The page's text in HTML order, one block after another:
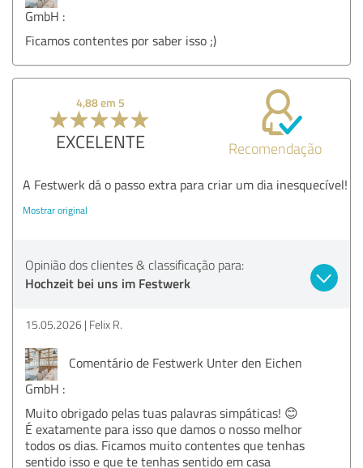
GmbH :
Ficamos contentes por saber isso ;)
4,88 em 5
EXCELENTE Recomendação
A Festwerk dá o passo extra para criar um dia inesquecível!
Mostrar original
Opinião dos clientes & classificação para:
Hochzeit bei uns im Festwerk
15.05.2026 Felix R.
Comentário de Festwerk Unter den Eichen
GmbH :
Muito obrigado pelas tuas palavras simpáticas! 😊
É exatamente para isso que damos o nosso melhor
todos os dias. Ficamos muito contentes que tenhas
sentido isso e que te tenhas sentido em casa